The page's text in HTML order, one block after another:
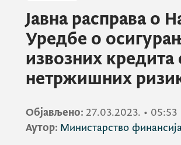
Јавна расправа о
Уредбе о
извозних кредита
нетржишних
Објављено: 27.03.2023. • 05:53
Аутор: Министарство